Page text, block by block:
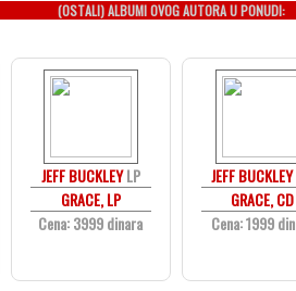
(OSTALI) ALBUMI OVOG AUTORA U PONUDI:
JEFF BUCKLEYLP
GRACE, LP
Cena: 3999 dinara
JEFF BUCKLEY
GRACE, CD
Cena: 1999